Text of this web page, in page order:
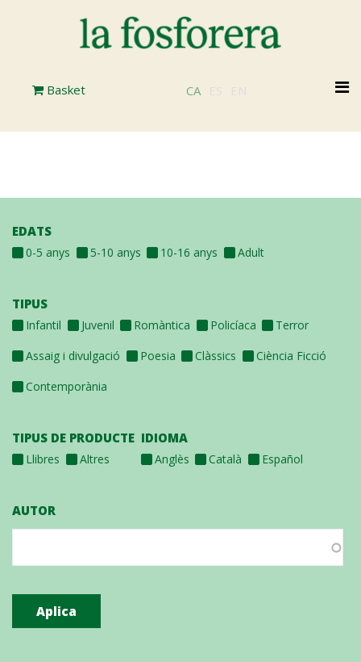
Basket CA
EDATS
0-5 anys 5-10 anys 10-16 anys Adult
TIPUS
Infantil Juvenil Romàntica Policíaca
Terror
Assaig i divulgació
Poesia Clàssics
Ciència Ficció
Contemporània
TIPUS DE PRODUCTE
Llibres Altres
IDIOMA
Anglès Català Español
AUTOR